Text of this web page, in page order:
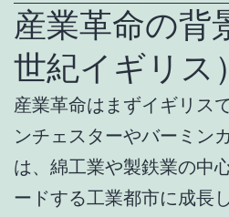
産業革命の背
世紀イギリス）
産業革命はまずイギリス
ンチェスターやバーミン
は、綿工業や製鉄業の中
ードする工業都市に成長